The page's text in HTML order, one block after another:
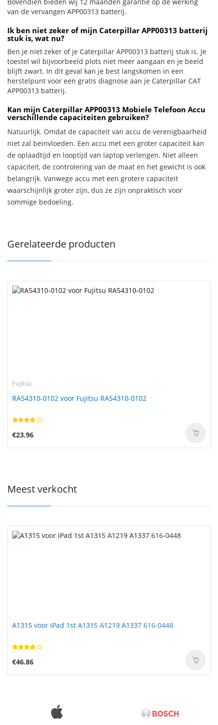
van de vervangen APP00313 batterij.
Ik ben niet zeker of mijn Caterpillar APP00313 batterij
stuk is, wat nu?
Ben je niet zeker of je Caterpillar APP00313 batterij stuk is. Je
toestel wil bijvoorbeeld plots niet meer aangaan en je beeld
blijft zwart. In dit geval kan je best langskomen in een
herstelpunt voor een gratis diagnose aan je Caterpillar CAT
APP00313 batterij.
Kan mijn Caterpillar APP00313 Mobiele Telefoon Accu
verschillende capaciteiten gebruiken?
Natuurlijk. Omdat de capaciteit van accu de verenigbaarheid
niet zal beïnvloeden. Een accu met een groter capaciteit kan
de oplaadtijd en looptijd van laptop verlengen. Niet alleen
capaciteit, de controlering van de maat en het gewicht is ook
belangrijk. Vanwege accu met een grotere capaciteit
waarschijnlijk groter zijn, dus ze zijn onpraktisch voor
sommige bedoeling.
Gerelateerde producten
Fujitsu
RA54310-0102 voor Fujitsu RA54310-0102
€23.96
Meest verkocht
A1315 voor iPad 1st A1315 A1219 A1337 616-0448
€46.86